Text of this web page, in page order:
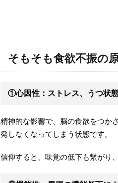
そもそも食欲不振の
①心因性：ストレス、うつ状
精神的な影響で、脳の食欲をつか
発しなくなってしまう状態です。
信仰すると、味覚の低下も繋がり